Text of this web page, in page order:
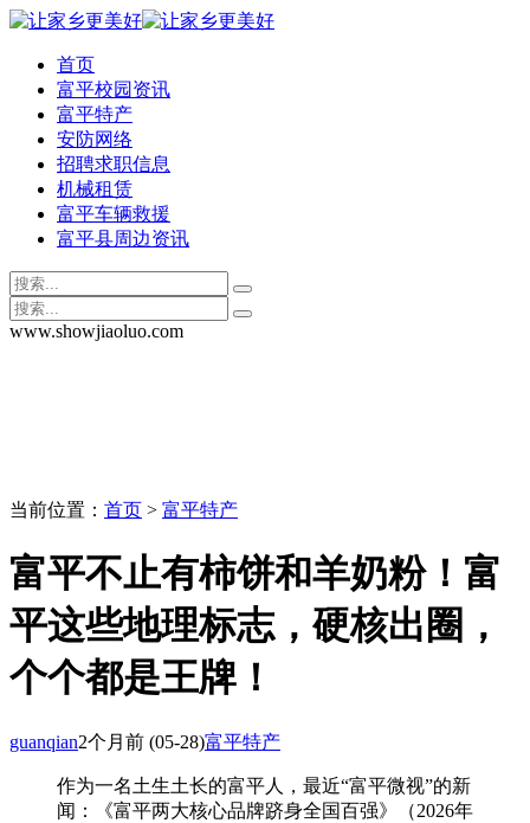
首页
富平校园资讯
富平特产
安防网络
招聘求职信息
机械租赁
富平车辆救援
富平县周边资讯
www.showjiaoluo.com
当前位置： 首页 > 富平特产
富平不止有柿饼和羊奶粉！富
平这些地理标志，硬核出圈，
个个都是王牌！
guanqian2个月前 (05-28)富平特产
作为一名土生土长的富平人，最近“富平微视”的新
闻：《富平两大核心品牌跻身全国百强》（2026年